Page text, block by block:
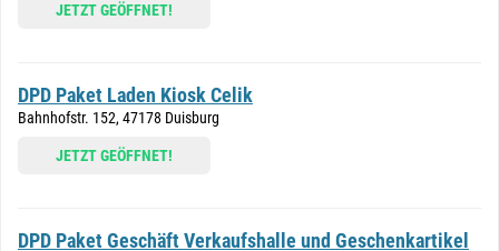
JETZT GEÖFFNET!
DPD Paket Laden Kiosk Celik
Bahnhofstr. 152, 47178 Duisburg
JETZT GEÖFFNET!
DPD Paket Geschäft Verkaufshalle und Geschenkartikel